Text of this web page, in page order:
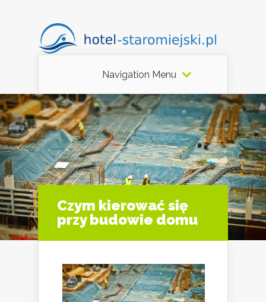
Navigation Menu
Czym kierować się
przy budowie domu